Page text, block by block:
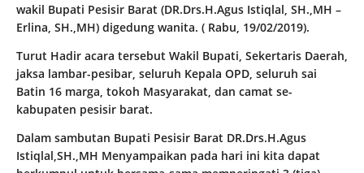
wakil Bupati Pesisir Barat (DR.Drs.H.Agus Istiqlal, SH.,MH –
Erlina, SH.,MH) digedung wanita. ( Rabu, 19/02/2019).
Turut Hadir acara tersebut Wakil Bupati, Sekertaris Daerah,
jaksa lambar-pesibar, seluruh Kepala OPD, seluruh sai
Batin 16 marga, tokoh Masyarakat, dan camat se-
kabupaten pesisir barat.
Dalam sambutan Bupati Pesisir Barat DR.Drs.H.Agus
Istiqlal,SH.,MH Menyampaikan pada hari ini kita dapat